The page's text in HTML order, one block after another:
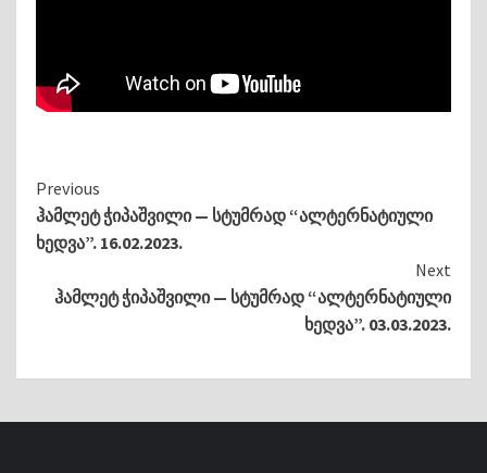
Continue
Reading
Previous
ჰამლეტ ჭიპაშვილი — სტუმრად “ალტერნატიული
ხედვა”. 16.02.2023.
Next
ჰამლეტ ჭიპაშვილი — სტუმრად “ალტერნატიული
ხედვა”. 03.03.2023.